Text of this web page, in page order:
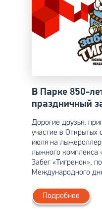
В Парке 850-
праздничный
Дорогие друзья,
участие в Открытых
июля на
лыжного комплекса
Забег «Тигренок»,
Международного
Подробнее